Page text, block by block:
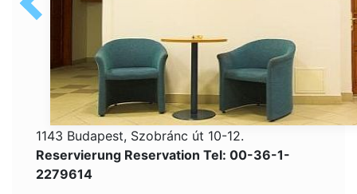
1143 Budapest, Szobránc út 10-12.
Reservierung Reservation Tel: 00-36-1-
2279614